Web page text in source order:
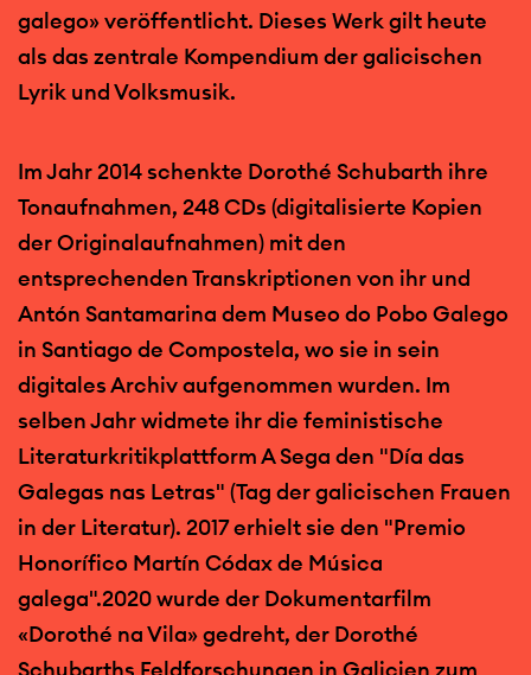
galego» veröffentlicht. Dieses Werk gilt heute
als das zentrale Kompendium der galicischen
Lyrik und Volksmusik.
Im Jahr 2014 schenkte Dorothé Schubarth ihre
Tonaufnahmen, 248 CDs (digitalisierte Kopien
der Originalaufnahmen) mit den
entsprechenden Transkriptionen von ihr und
Antón Santamarina dem Museo do Pobo Galego
in Santiago de Compostela, wo sie in sein
digitales Archiv aufgenommen wurden. Im
selben Jahr widmete ihr die feministische
Literaturkritikplattform A Sega den "Día das
Galegas nas Letras" (Tag der galicischen Frauen
in der Literatur). 2017 erhielt sie den "Premio
Honorífico Martín Códax de Música
galega".2020 wurde der Dokumentarfilm
«Dorothé na Vila» gedreht, der Dorothé
Schubarths Feldforschungen in Galicien zum